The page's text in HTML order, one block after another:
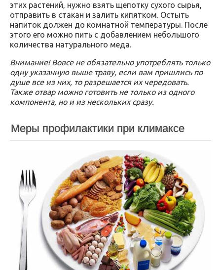
этих растений, нужно взять щепотку сухого сырья,
отправить в стакан и залить кипятком. Остыть
напиток должен до комнатной температуры. После
этого его можно пить с добавлением небольшого
количества натурального меда.
Внимание! Вовсе не обязательно употреблять только
одну указанную выше траву, если вам пришлись по
душе все из них, то разрешается их чередовать.
Также отвар можно готовить не только из одного
компонента, но и из нескольких сразу.
Меры профилактики при климаксе